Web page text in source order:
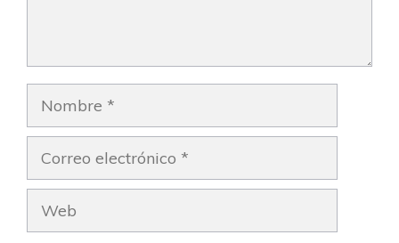
Nombre
Correo
electrónico
Web